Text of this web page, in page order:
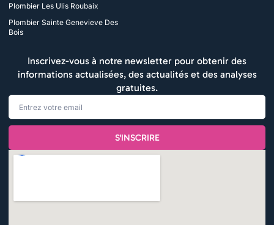
Plombier Les Ulis Roubaix
Plombier Sainte Genevieve Des
Bois
Inscrivez-vous à notre newsletter pour obtenir des
informations actualisées, des actualités et des analyses
gratuites.
Email
S'INSCRIRE